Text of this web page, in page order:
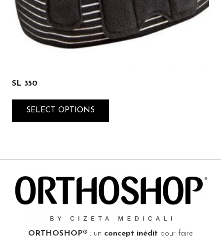
SL 350
SELECT OPTIONS
ORTHOSHOP® : un concept inédit pour faire